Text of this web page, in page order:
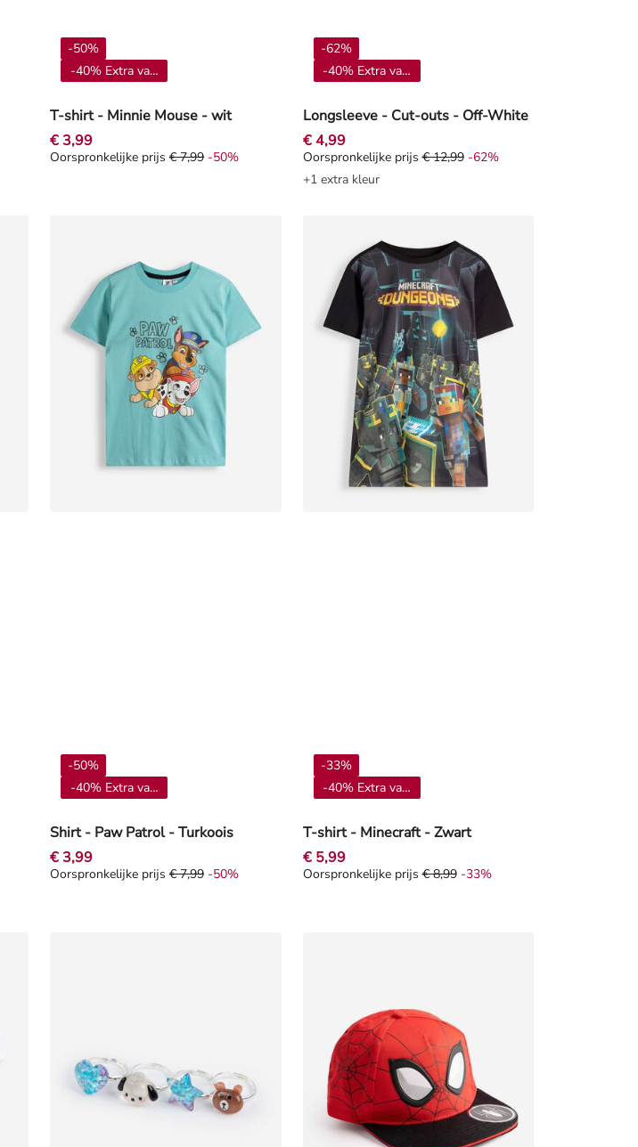
-50%
T-shirt - Minnie Mouse - wit
-50%
-40% Extra vanaf 4**
€ 3,99
Oorspronkelijke prijs € 7,99, Korting -50%
Oorspronkelijke prijs € 7,99 -50%
Longsleeve - Cut-outs - Off-White
-62%
-40% Extra vanaf 4**
€ 4,99
Oorspronkelijke prijs € 12,99, Korting -62%
Oorspronkelijke prijs € 12,99 -62%
+1 extra kleur
-50%
Shirt - Paw Patrol - Turkoois
-50%
-40% Extra vanaf 4**
€ 3,99
Oorspronkelijke prijs € 7,99, Korting -50%
Oorspronkelijke prijs € 7,99 -50%
T-shirt - Minecraft - Zwart
-33%
-40% Extra vanaf 4**
€ 5,99
Oorspronkelijke prijs € 8,99, Korting -33%
Oorspronkelijke prijs € 8,99 -33%